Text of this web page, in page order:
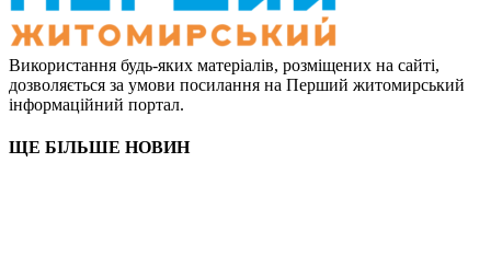
Використання будь-яких матеріалів, розміщених на сайті,
дозволяється за умови посилання на Перший житомирський
інформаційний портал.
ЩЕ БІЛЬШЕ НОВИН